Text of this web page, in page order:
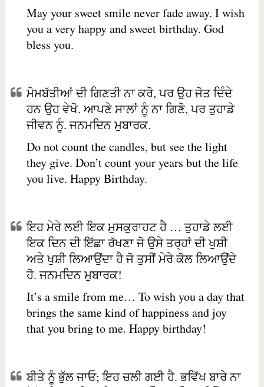
May your sweet smile never fade away. I wish
you a very happy and sweet birthday. God
bless you.
ਮੋਮਬੱਤੀਆਂ ਦੀ ਗਿਣਤੀ ਨਾ ਕਰੋ, ਪਰ ਉਹ ਜੋਤ ਦਿੰਦੇ
ਹਨ ਉਹ ਵੇਖੋ. ਆਪਣੇ ਸਾਲਾਂ ਨੂੰ ਨਾ ਗਿਣੋ, ਪਰ ਤੁਹਾਡੇ
ਜੀਵਨ ਨੂੰ. ਜਨਮਦਿਨ ਮੁਬਾਰਕ.
Do not count the candles, but see the light
they give. Don’t count your years but the life
you live. Happy Birthday.
ਇਹ ਮੇਰੇ ਲਈ ਇਕ ਮੁਸਕੁਰਾਹਟ ਹੈ … ਤੁਹਾਡੇ ਲਈ
ਇਕ ਦਿਨ ਦੀ ਇੱਛਾ ਰੱਖਣਾ ਜੋ ਉਸੇ ਤਰ੍ਹਾਂ ਦੀ ਖੁਸ਼ੀ
ਅਤੇ ਖੁਸ਼ੀ ਲਿਆਉਂਦਾ ਹੈ ਜੋ ਤੁਸੀਂ ਮੇਰੇ ਕੋਲ ਲਿਆਉਂਦੇ
ਹੋ. ਜਨਮਦਿਨ ਮੁਬਾਰਕ!
It’s a smile from me… To wish you a day that
brings the same kind of happiness and joy
that you bring to me. Happy birthday!
ਬੀਤੇ ਨੂੰ ਭੁੱਲ ਜਾਓ; ਇਹ ਚਲੀ ਗਈ ਹੈ. ਭਵਿੱਖ ਬਾਰੇ ਨਾ